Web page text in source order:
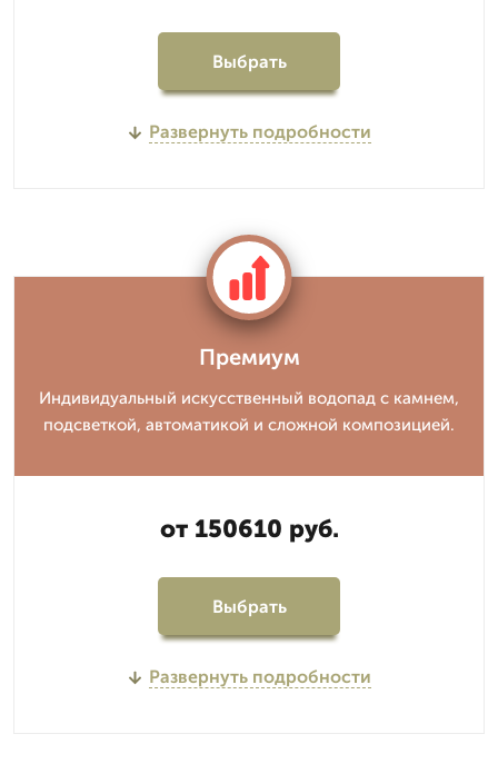
Выбрать
Развернуть подробности
Премиум
Индивидуальный искусственный водопад с камнем,
подсветкой, автоматикой и сложной композицией.
от 150610 руб.
Выбрать
Развернуть подробности